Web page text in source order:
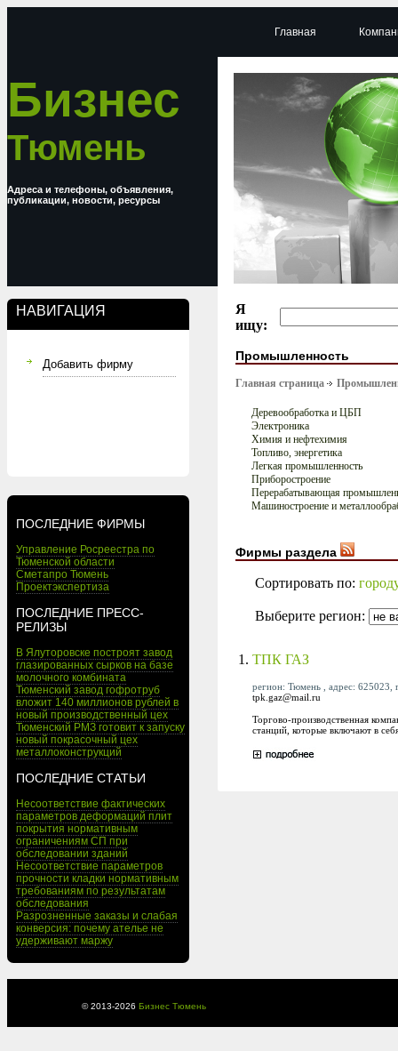
Бизнес
Тюмень
Адреса и телефоны, объявления,
публикации, новости, ресурсы
НАВИГАЦИЯ
Добавить фирму
ПОСЛЕДНИЕ ФИРМЫ
Управление Росреестра по
Тюменской области
Сметапро Тюмень
Проектэкспертиза
ПОСЛЕДНИЕ ПРЕСС-
РЕЛИЗЫ
В Ялуторовске построят завод
глазированных сырков на базе
молочного комбината
Тюменский завод гофротруб
вложит 140 миллионов рублей в
новый производственный цех
Тюменский РМЗ готовит к запуску
новый покрасочный цех
металлоконструкций
ПОСЛЕДНИЕ СТАТЬИ
Несоответствие фактических
параметров деформаций плит
покрытия нормативным
ограничениям СП при
обследовании зданий
Несоответствие параметров
прочности кладки нормативным
требованиям по результатам
обследования
Разрозненные заказы и слабая
конверсия: почему ателье не
удерживают маржу
Главная
Я
ищу:
Промышленность
Главная страница
Деревообработка и ЦБП
Электроника
Химия и нефтехимия
Топливо, энергетика
Легкая промышленность
Приборостроение
Перерабатывающая
Машиностроение и
Фирмы раздела
Сортировать по:
Выберите регион:
1. ТПК ГАЗ
регион: Тюмень , адрес: 625023,
tpk.gaz@mail.ru
Торгово-производственная
станций, которые включают в
© 2013-2026 Бизнес Тюмень